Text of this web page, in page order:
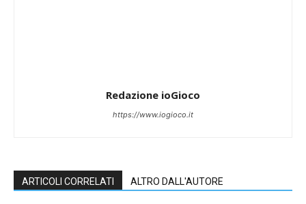
Redazione ioGioco
https://www.iogioco.it
ARTICOLI CORRELATI ALTRO DALL'AUTORE